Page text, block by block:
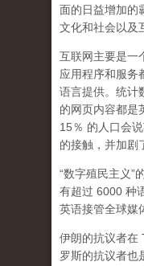
面的日益增加的
文化和社会以及
互联网主要是一
应用程序和服务
语言提供。统计
的网页内容都是
15％ 的人口会
的接触，并加剧
“数字殖民主义”
有超过 6000 种
英语接管全球媒
伊朗的抗议者在
罗斯的抗议者也